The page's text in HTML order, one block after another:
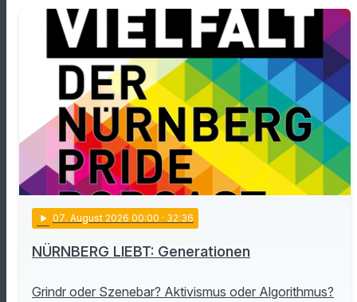
play_arrow 07. August 2026 00:00 · 32:36
NÜRNBERG LIEBT: Generationen
Grindr oder Szenebar? Aktivismus oder Algorithmus?